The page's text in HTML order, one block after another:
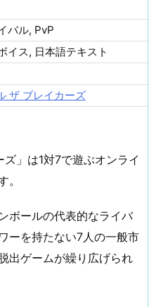
バル, PvP
イス, 日本語テキスト
ザ ブレイカーズ
ズ」は1対7で遊ぶオンライ
。
ボールの代表的なライバ
ーを持たない7人の一般市
出ゲームが繰り広げられ